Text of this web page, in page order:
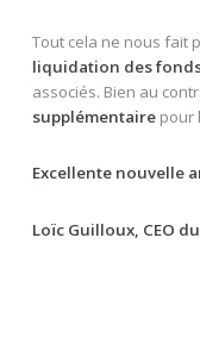
Tout cela ne nous fait
liquidation des
associés. Bien au
supplémentairepour
Excellente nouvelle
Loïc Guilloux, CEO